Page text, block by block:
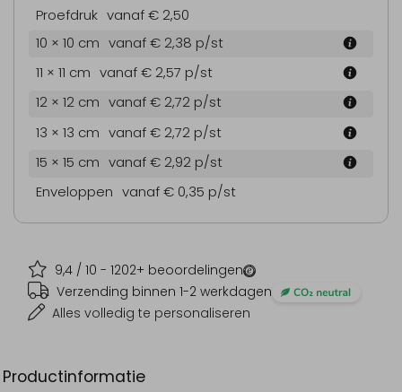
9,4 / 10 - 1202+ beoordelingen
Verzending binnen 1-2 werkdagen
Alles volledig te personaliseren
Proefdruk vanaf € 2,50
10 × 10 cm vanaf € 2,38 p/st
11 × 11 cm vanaf € 2,57 p/st
12 × 12 cm vanaf € 2,72 p/st
13 × 13 cm vanaf € 2,72 p/st
15 × 15 cm vanaf € 2,92 p/st
Enveloppen vanaf € 0,35 p/st
Productinformatie